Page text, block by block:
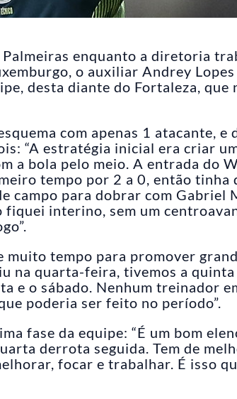
enquanto a diretoria
o auxiliar Andrey Lopes
desta diante do Fortaleza, que
com apenas 1 atacante, e
“A estratégia inicial era criar
a bola pelo meio. A entrada do
tempo por 2 a 0, então tinha
campo para dobrar com Gabriel
fiquei interino, sem um
muito tempo para promover
na quarta-feira, tivemos a quinta
e o sábado. Nenhum treinador
poderia ser feito no período”.
fase da equipe: “É um bom
derrota seguida. Tem de
focar e trabalhar. É isso